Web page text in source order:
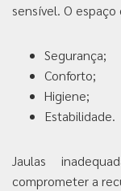
sensível. O
Segurança;
Conforto;
Higiene;
Estabilidade.
Jaulas
comprometer a